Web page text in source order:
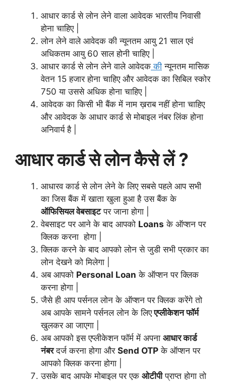
आधार कार्ड से लोन लेने वाला आवेदक भारतीय निवासी
होना चाहिए |
लोन लेने वाले आवेदक की न्यूनतम आयु 21 साल एवं
अधिकतम आयु 60 साल होनी चाहिए |
आधार कार्ड से लोन लेने वाले आवेदक की न्यूनतम मासिक
वेतन 15 हजार होना चाहिए और आवेदक का सिबिल स्कोर
750 या उससे अधिक होना चाहिए |
आवेदक का किसी भी बैंक में नाम ख़राब नहीं होना चाहिए
और आवेदक के आधार कार्ड से मोबाइल नंबर लिंक होना
अनिवार्य है |
आधार कार्ड से लोन कैसे लें ?
आधारव कार्ड से लोन लेने के लिए सबसे पहले आप सभी
का जिस बैंक में खाता खुला हुआ है उस बैंक के
ऑफिसियल वेबसाइटपर जाना होगा |
वेबसाइट पर आने के बाद आपको Loans के ऑप्शन पर
क्लिक करना होगा |
क्लिक करने के बाद आपको लोन से जुडी सभी प्रकार का
लोन देखने को मिलेगा |
अब आपको Personal Loan के ऑप्शन पर क्लिक
करना होगा |
जैसे ही आप पर्सनल लोन के ऑप्शन पर क्लिक करेंगे तो
अब आपके सामने पर्सनल लोन के लिएएप्लीकेशन फॉर्म
खुलकर आ जाएगा |
अब आपको इस एप्लीकेशन फॉर्म में अपना आधार कार्ड
नंबरदर्ज करना होगा और Send OTP के ऑप्शन पर
आपको क्लिक करना होगा |
उसके बाद आपके मोबाइल पर एक ओटीपीप्राप्त होगा तो